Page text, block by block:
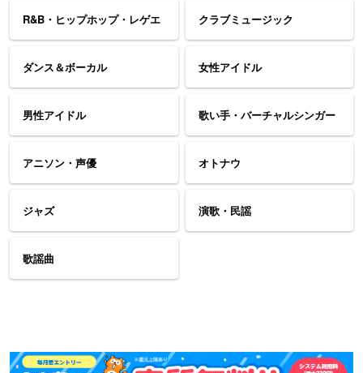
R&B・ヒップホップ・レゲエ クラブミュージック
ダンス＆ボーカル 女性アイドル
男性アイドル 歌い手・バーチャルシンガー
アニソン・声優 オトナウ
ジャズ 演歌・民謡
歌謡曲